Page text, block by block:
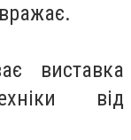
виставка
від